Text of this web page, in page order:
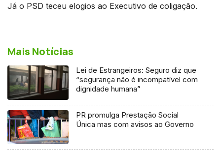
Já o PSD teceu elogios ao Executivo de coligação.
Mais Notícias
Lei de Estrangeiros: Seguro diz que
“segurança não é incompatível com
dignidade humana”
PR promulga Prestação Social
Única mas com avisos ao Governo